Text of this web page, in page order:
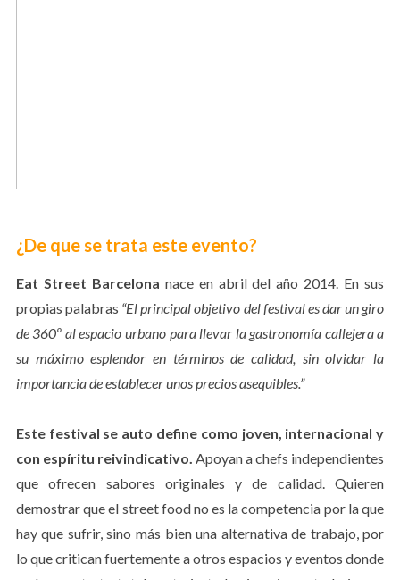
¿De que se trata este evento?
Eat Street Barcelona nace en abril del año 2014. En sus
propias palabras “El principal objetivo del festival es dar un giro
de 360º al espacio urbano para llevar la gastronomía callejera a
su máximo esplendor en términos de calidad, sin olvidar la
importancia de establecer unos precios asequibles.”
Este festival se auto define como joven, internacional y
con espíritu reivindicativo. Apoyan a chefs independientes
que ofrecen sabores originales y de calidad. Quieren
demostrar que el street food no es la competencia por la que
hay que sufrir, sino más bien una alternativa de trabajo, por
lo que critican fuertemente a otros espacios y eventos donde